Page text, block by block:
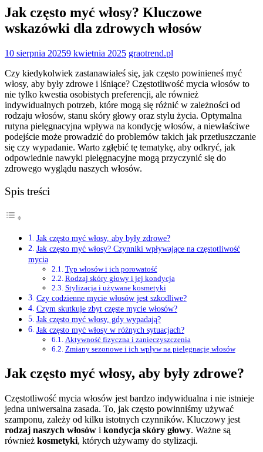
Jak często myć włosy? Kluczowe
wskazówki dla zdrowych włosów
10 sierpnia 20259 kwietnia 2025 graotrend.pl
Czy kiedykolwiek zastanawiałeś się, jak często powinieneś myć
włosy, aby były zdrowe i lśniące? Częstotliwość mycia włosów to
nie tylko kwestia osobistych preferencji, ale również
indywidualnych potrzeb, które mogą się różnić w zależności od
rodzaju włosów, stanu skóry głowy oraz stylu życia. Optymalna
rutyna pielęgnacyjna wpływa na kondycję włosów, a niewłaściwe
podejście może prowadzić do problemów takich jak przetłuszczanie
się czy wypadanie. Warto zgłębić tę tematykę, aby odkryć, jak
odpowiednie nawyki pielęgnacyjne mogą przyczynić się do
zdrowego wyglądu naszych włosów.
Spis treści
Jak często myć włosy, aby były zdrowe?
Jak często myć włosy? Czynniki wpływające na częstotliwość
mycia
Typ włosów i ich porowatość
Rodzaj skóry głowy i jej kondycja
Stylizacja i używane kosmetyki
Czy codzienne mycie włosów jest szkodliwe?
Czym skutkuje zbyt częste mycie włosów?
Jak często myć włosy, gdy wypadają?
Jak często myć włosy w różnych sytuacjach?
Aktywność fizyczna i zanieczyszczenia
Zmiany sezonowe i ich wpływ na pielęgnację włosów
Jak często myć włosy, aby były zdrowe?
Częstotliwość mycia włosów jest bardzo indywidualna i nie istnieje
jedna uniwersalna zasada. To, jak często powinniśmy używać
szamponu, zależy od kilku istotnych czynników. Kluczowy jest
rodzaj naszych włosów i kondycja skóry głowy. Ważne są
również kosmetyki, których używamy do stylizacji.